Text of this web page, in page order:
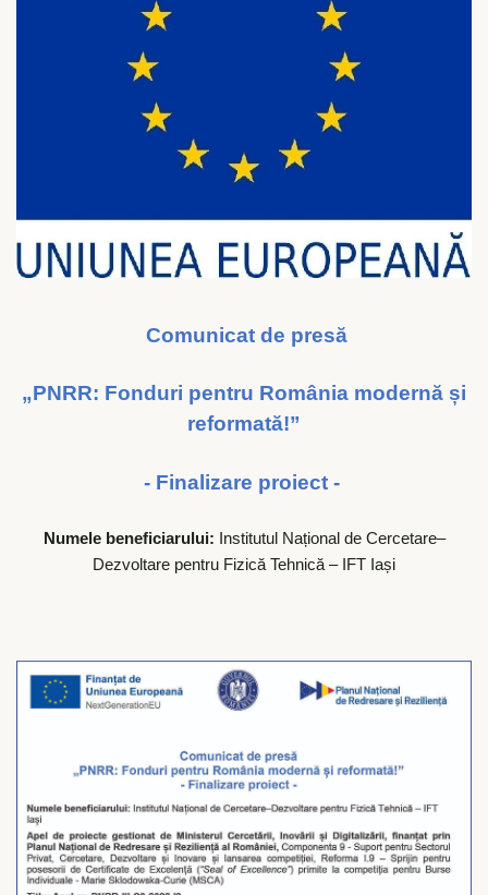
Comunicat de presă
„PNRR: Fonduri pentru România modernă și
reformată!”
- Finalizare proiect -
Numele beneficiarului: Institutul Național de Cercetare–
Dezvoltare pentru Fizică Tehnică – IFT Iași